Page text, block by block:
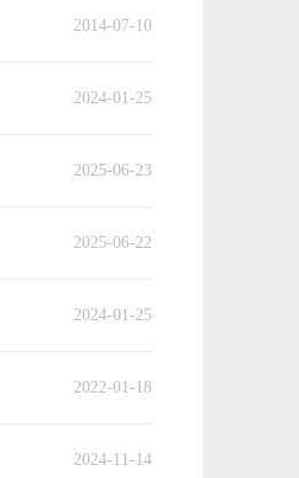
2014-07-10
2024-01-25
2025-06-23
2025-06-22
2024-01-25
2022-01-18
2024-11-14